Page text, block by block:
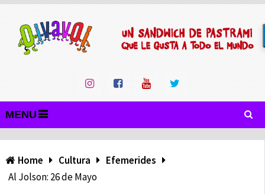
MENU
Home Cultura
Efemerides
Al Jolson: 26 de Mayo